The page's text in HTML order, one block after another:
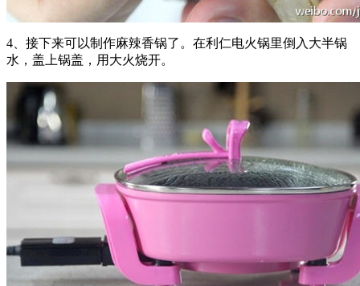
4、接下来可以制作麻辣香锅了。在利仁电火锅里倒入大半锅
水，盖上锅盖，用大火烧开。